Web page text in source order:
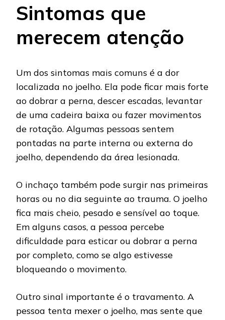
Sintomas que
merecem atenção
Um dos sintomas mais comuns é a dor
localizada no joelho. Ela pode ficar mais forte
ao dobrar a perna, descer escadas, levantar
de uma cadeira baixa ou fazer movimentos
de rotação. Algumas pessoas sentem
pontadas na parte interna ou externa do
joelho, dependendo da área lesionada.
O inchaço também pode surgir nas primeiras
horas ou no dia seguinte ao trauma. O joelho
fica mais cheio, pesado e sensível ao toque.
Em alguns casos, a pessoa percebe
dificuldade para esticar ou dobrar a perna
por completo, como se algo estivesse
bloqueando o movimento.
Outro sinal importante é o travamento. A
pessoa tenta mexer o joelho, mas sente que